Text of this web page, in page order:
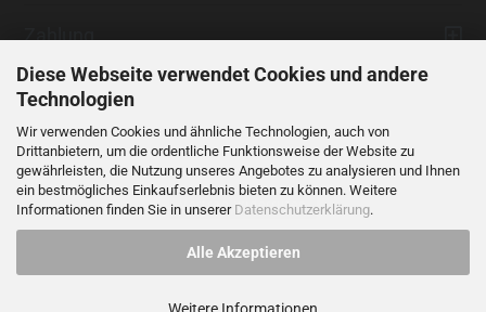
Diese Webseite verwendet Cookies und andere
Technologien
Wir verwenden Cookies und ähnliche Technologien, auch von
Drittanbietern, um die ordentliche Funktionsweise der Website zu
gewährleisten, die Nutzung unseres Angebotes zu analysieren und Ihnen
ein bestmögliches Einkaufserlebnis bieten zu können. Weitere
Informationen finden Sie in unserer Datenschutzerklärung.
Alle Akzeptieren
Zahlung
Vertrag widerrufen